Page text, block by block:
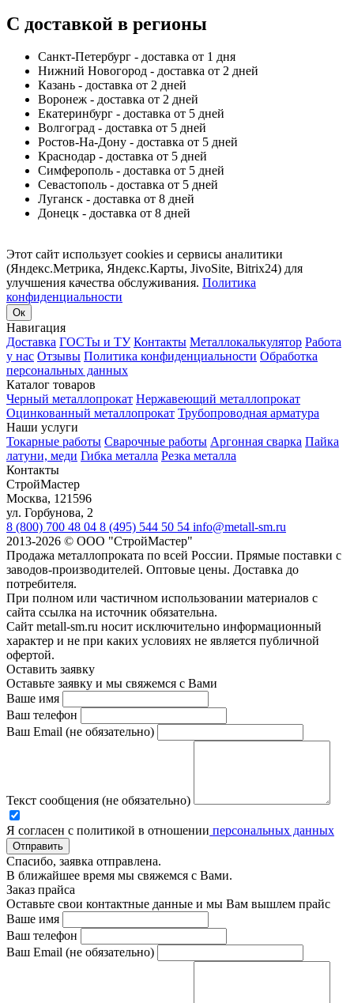
С доставкой в регионы
Санкт-Петербург - доставка от 1 дня
Нижний Новогород - доставка от 2 дней
Казань - доставка от 2 дней
Воронеж - доставка от 2 дней
Екатеринбург - доставка от 5 дней
Волгоград - доставка от 5 дней
Ростов-На-Дону - доставка от 5 дней
Краснодар - доставка от 5 дней
Симферополь - доставка от 5 дней
Севастополь - доставка от 5 дней
Луганск - доставка от 8 дней
Донецк - доставка от 8 дней
Этот сайт использует cookies и сервисы аналитики
(Яндекс.Метрика, Яндекс.Карты, JivoSite, Bitrix24) для
улучшения качества обслуживания. Политика
конфиденциальности
Ок
Навигация
Доставка ГОСТы и ТУ Контакты Металлокалькулятор Работа
у нас Отзывы Политика конфиденциальности Обработка
персональных данных
Каталог товаров
Черный металлопрокат Нержавеющий металлопрокат
Оцинкованный металлопрокат Трубопроводная арматура
Наши услуги
Токарные работы Сварочные работы Аргонная сварка Пайка
латуни, меди Гибка металла Резка металла
Контакты
СтройМастер
Москва, 121596
ул. Горбунова, 2
8 (800) 700 48 04 8 (495) 544 50 54 info@metall-sm.ru
2013-2026 © ООО "СтройМастер"
Продажа металлопроката по всей России. Прямые поставки с
заводов-производителей. Оптовые цены. Доставка до
потребителя.
При полном или частичном использовании материалов с
сайта ссылка на источник обязательна.
Сайт metall-sm.ru носит исключительно информационный
характер и не при каких условиях не является публичной
офертой.
Оставить заявку
Оставьте заявку и мы свяжемся с Вами
Ваше имя
Ваш телефон
Ваш Email (не обязательно)
Текст сообщения (не обязательно)
Я согласен с политикой в отношении персональных данных
Отправить
Спасибо, заявка отправлена.
В ближайшее время мы свяжемся с Вами.
Заказ прайса
Оставьте свои контактные данные и мы Вам вышлем прайс
Ваше имя
Ваш телефон
Ваш Email (не обязательно)